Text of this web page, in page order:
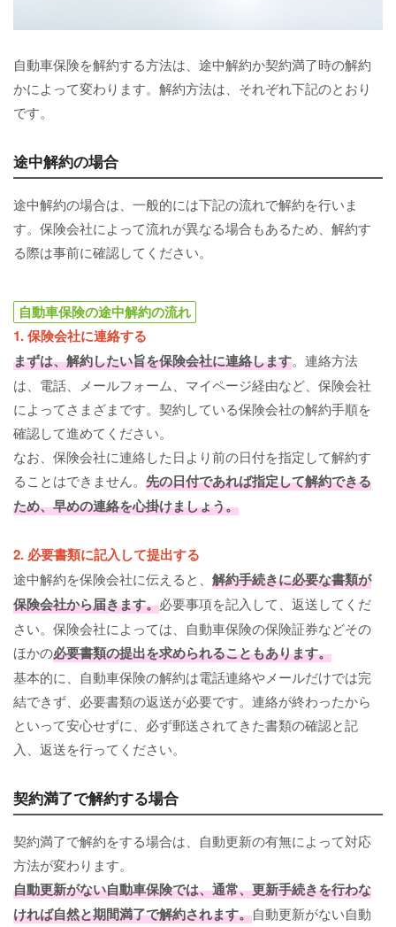
自動車保険を解約する方法は、途中解約か契約満了時の解約
かによって変わります。解約方法は、それぞれ下記のとおり
です。
途中解約の場合
途中解約の場合は、一般的には下記の流れで解約を行いま
す。保険会社によって流れが異なる場合もあるため、解約す
る際は事前に確認してください。
自動車保険の途中解約の流れ
1. 保険会社に連絡する
まずは、解約したい旨を保険会社に連絡します。連絡方法
は、電話、メールフォーム、マイページ経由など、保険会社
によってさまざまです。契約している保険会社の解約手順を
確認して進めてください。
なお、保険会社に連絡した日より前の日付を指定して解約す
ることはできません。 先の日付であれば指定して解約できる
ため、早めの連絡を心掛けましょう。
2. 必要書類に記入して提出する
途中解約を保険会社に伝えると、 解約手続きに必要な書類が
保険会社から届きます。必要事項を記入して、返送してくだ
さい。保険会社によっては、自動車保険の保険証券などその
ほかの必要書類の提出を求められることもあります。
基本的に、自動車保険の解約は電話連絡やメールだけでは完
結できず、必要書類の返送が必要です。連絡が終わったから
といって安心せずに、必ず郵送されてきた書類の確認と記
入、返送を行ってください。
契約満了で解約する場合
契約満了で解約をする場合は、自動更新の有無によって対応
方法が変わります。
自動更新がない自動車保険では、通常、更新手続きを行わな
ければ自然と期間満了で解約されます。自動更新がない自動